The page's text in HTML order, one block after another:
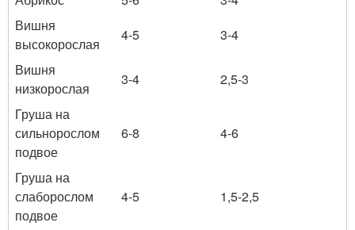
Вишня
высокорослая
4-5
3-4
Вишня
низкорослая
3-4
2,5-3
Груша на
сильнорослом
подвое
6-8 4-6
Груша на
слаборослом
подвое
4-5 1,5-2,5